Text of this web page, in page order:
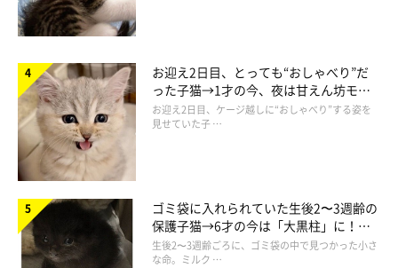
いで子猫用のミルクを買いに行きました。
その後ミルクを与えたときには、すでにこのコを保護して、命を
繋ぐためにも我が家に連れて帰る気持ちになっていました」
お迎えから3年 「スクスク、プクプク」成
長したおまめちゃん
お迎え2日目、とっても“おしゃべり”だ
った子猫→1才の今、夜は甘えん坊モー
ドになるコに成長！
お迎え2日目、ケージ越しに“おしゃべり”する姿を
見せていた子 …
ゴミ袋に入れられていた生後2〜3週齢の
保護子猫→6才の今は「大黒柱」に！
美しい黒猫に成長した姿にグッとくる
生後2〜3週齢ごろに、ゴミ袋の中で見つかった小さ
な命。ミルク …